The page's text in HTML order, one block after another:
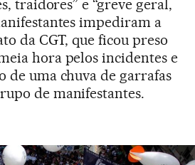
traidores” e “greve geral,
impediram a
da CGT, que ficou preso
hora pelos incidentes e
de uma chuva de garrafas
de manifestantes.